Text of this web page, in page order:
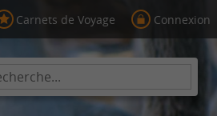
Carnets de Voyage Connexion